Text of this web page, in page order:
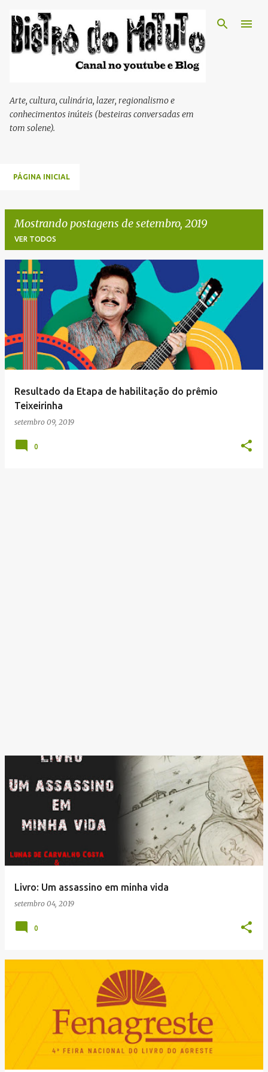
Pular para o conteúdo principal
Arte, cultura, culinária, lazer, regionalismo e
conhecimentos inúteis (besteiras conversadas em
tom solene).
PÁGINA INICIAL
Mostrando postagens de setembro, 2019
VER TODOS
t
a
g
Resultado da Etapa de habilitação do prêmio
Teixeirinha
setembro 09, 2019
0
Livro: Um assassino em minha vida
setembro 04, 2019
0